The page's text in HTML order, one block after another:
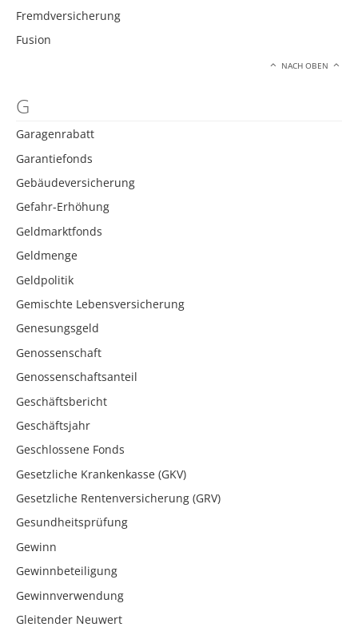
Fremdversicherung
Fusion
NACH OBEN
G
Garagenrabatt
Garantiefonds
Gebäudeversicherung
Gefahr-Erhöhung
Geldmarktfonds
Geldmenge
Geldpolitik
Gemischte Lebensversicherung
Genesungsgeld
Genossenschaft
Genossenschaftsanteil
Geschäftsbericht
Geschäftsjahr
Geschlossene Fonds
Gesetzliche Krankenkasse (GKV)
Gesetzliche Rentenversicherung (GRV)
Gesundheitsprüfung
Gewinn
Gewinnbeteiligung
Gewinnverwendung
Gleitender Neuwert